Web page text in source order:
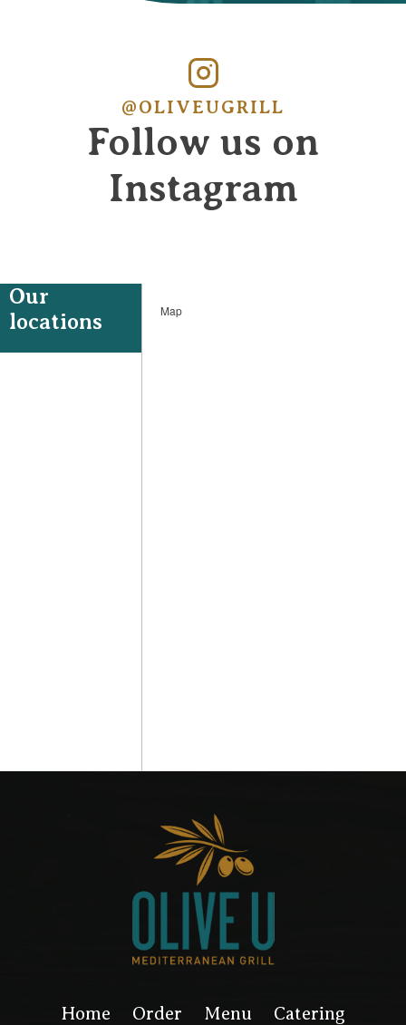
@OLIVEUGRILL
Follow us on
Instagram
Our
locations
Map
Home Order Menu Catering